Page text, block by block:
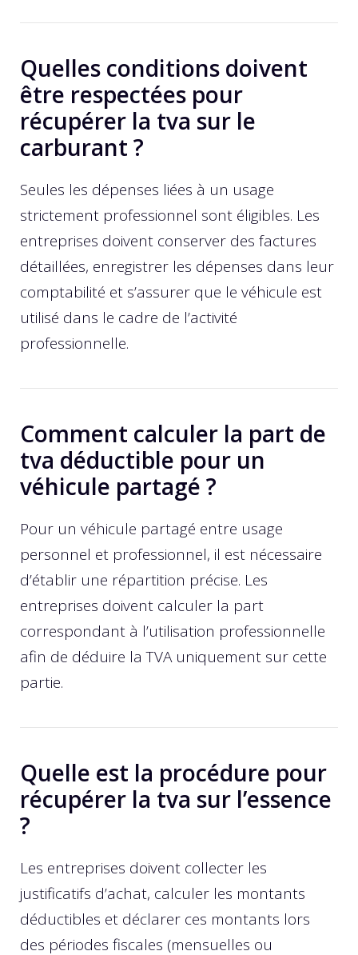
Quelles conditions doivent
être respectées pour
récupérer la tva sur le
carburant ?
Seules les dépenses liées à un usage
strictement professionnel sont éligibles. Les
entreprises doivent conserver des factures
détaillées, enregistrer les dépenses dans leur
comptabilité et s’assurer que le véhicule est
utilisé dans le cadre de l’activité
professionnelle.
Comment calculer la part de
tva déductible pour un
véhicule partagé ?
Pour un véhicule partagé entre usage
personnel et professionnel, il est nécessaire
d’établir une répartition précise. Les
entreprises doivent calculer la part
correspondant à l’utilisation professionnelle
afin de déduire la TVA uniquement sur cette
partie.
Quelle est la procédure pour
récupérer la tva sur l’essence
?
Les entreprises doivent collecter les
justificatifs d’achat, calculer les montants
déductibles et déclarer ces montants lors
des périodes fiscales (mensuelles ou